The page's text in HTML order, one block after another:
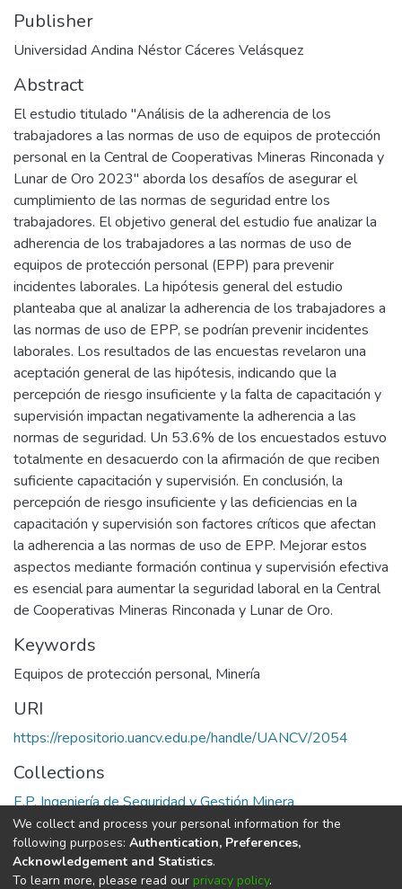
Publisher
Universidad Andina Néstor Cáceres Velásquez
Abstract
El estudio titulado "Análisis de la adherencia de los
trabajadores a las normas de uso de equipos de protección
personal en la Central de Cooperativas Mineras Rinconada y
Lunar de Oro 2023" aborda los desafíos de asegurar el
cumplimiento de las normas de seguridad entre los
trabajadores. El objetivo general del estudio fue analizar la
adherencia de los trabajadores a las normas de uso de
equipos de protección personal (EPP) para prevenir
incidentes laborales. La hipótesis general del estudio
planteaba que al analizar la adherencia de los trabajadores a
las normas de uso de EPP, se podrían prevenir incidentes
laborales. Los resultados de las encuestas revelaron una
aceptación general de las hipótesis, indicando que la
percepción de riesgo insuficiente y la falta de capacitación y
supervisión impactan negativamente la adherencia a las
normas de seguridad. Un 53.6% de los encuestados estuvo
totalmente en desacuerdo con la afirmación de que reciben
suficiente capacitación y supervisión. En conclusión, la
percepción de riesgo insuficiente y las deficiencias en la
capacitación y supervisión son factores críticos que afectan
la adherencia a las normas de uso de EPP. Mejorar estos
aspectos mediante formación continua y supervisión efectiva
es esencial para aumentar la seguridad laboral en la Central
de Cooperativas Mineras Rinconada y Lunar de Oro.
Keywords
Equipos de protección personal, Minería
URI
https://repositorio.uancv.edu.pe/handle/UANCV/2054
Collections
E.P. Ingeniería de Seguridad y Gestión Minera
Full item page
We collect and process your personal information for the
following purposes: Authentication, Preferences,
Acknowledgement and Statistics.
To learn more, please read our privacy policy.